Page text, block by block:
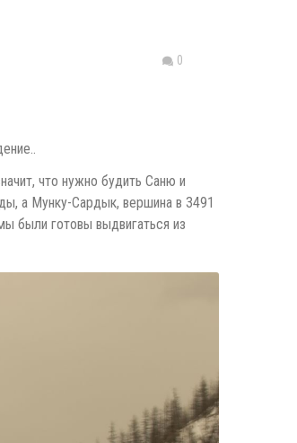
0
что нужно будить Саню и
а Мунку-Сардык, вершина в 3491
были готовы выдвигаться из